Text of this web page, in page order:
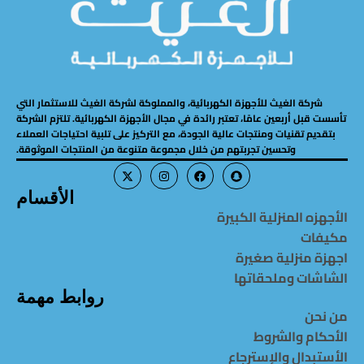
شركة الغيث للأجهزة الكهربائية، والمملوكة لشركة الغيث للاستثمار التي
تأسست قبل أربعين عامًا، تعتبر رائدة في مجال الأجهزة الكهربائية. تلتزم الشركة
بتقديم تقنيات ومنتجات عالية الجودة، مع التركيز على تلبية احتياجات العملاء
وتحسين تجربتهم من خلال مجموعة متنوعة من المنتجات الموثوقة.
الأقسام
الأجهزه المنزلية الكبيرة
مكيفات
اجهزة منزلية صغيرة
الشاشات وملحقاتها
روابط مهمة
من نحن
الأحكام والشروط
الأستبدال والإسترجاع